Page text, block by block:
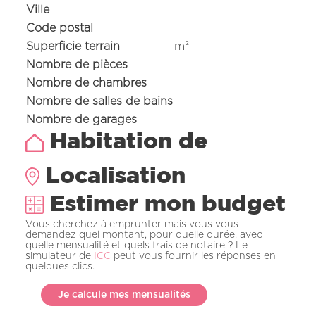
Ville
Code postal
Superficie terrain
m²
Nombre de pièces
Nombre de chambres
Nombre de salles de bains
Nombre de garages
Habitation de
Localisation
+
−
Leaflet
Estimer mon budget
Vous cherchez à emprunter mais vous vous
demandez quel montant, pour quelle durée, avec
quelle mensualité et quels frais de notaire ? Le
simulateur de
ICC peut vous fournir les réponses en
quelques clics.
Je calcule mes mensualités